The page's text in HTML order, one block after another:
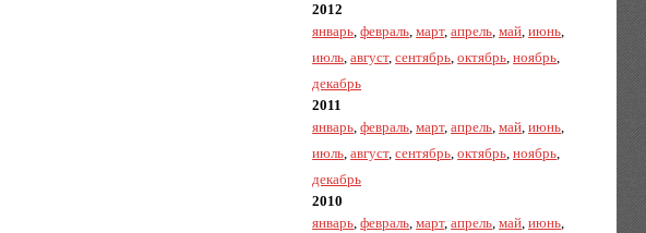
2012
январь,февраль,март,апрель,май,июнь,
июль,август,сентябрь,октябрь,ноябрь,
декабрь
2011
январь,февраль,март,апрель,май,июнь,
июль,август,сентябрь,октябрь,ноябрь,
декабрь
2010
январь,февраль,март,апрель,май,июнь,